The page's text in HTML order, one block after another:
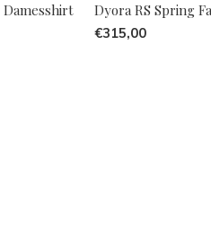
Damesshirt
Dyora RS Spring
€315,00